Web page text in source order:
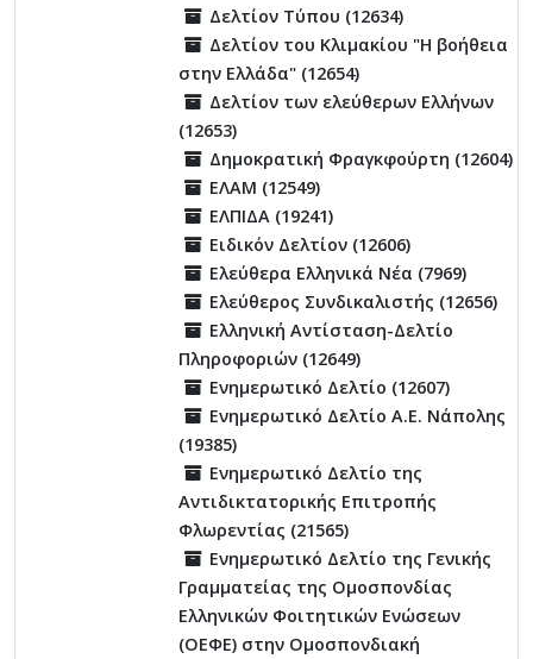
Δελτίον Τύπου (12634)
Δελτίον του Κλιμακίου "Η βοήθεια
στην Ελλάδα" (12654)
Δελτίον των ελεύθερων Ελλήνων
(12653)
Δημοκρατική Φραγκφούρτη (12604)
ΕΛΑΜ (12549)
ΕΛΠΙΔΑ (19241)
Ειδικόν Δελτίον (12606)
Ελεύθερα Ελληνικά Νέα (7969)
Ελεύθερος Συνδικαλιστής (12656)
Ελληνική Αντίσταση-Δελτίο
Πληροφοριών (12649)
Ενημερωτικό Δελτίο (12607)
Ενημερωτικό Δελτίο Α.Ε. Νάπολης
(19385)
Ενημερωτικό Δελτίο της
Αντιδικτατορικής Επιτροπής
Φλωρεντίας (21565)
Ενημερωτικό Δελτίο της Γενικής
Γραμματείας της Ομοσπονδίας
Ελληνικών Φοιτητικών Ενώσεων
(ΟΕΦΕ) στην Ομοσπονδιακή